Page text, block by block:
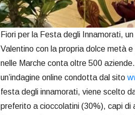
Fiori per la Festa degli Innamorati,
Valentino con la propria dolce metà
nelle Marche conta oltre 500
un’indagine online condotta dal sito
festa degli innamorati, viene scelto
preferito a cioccolatini (30%), capi di